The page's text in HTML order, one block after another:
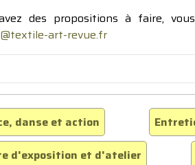
des propositions à faire,
art-revue.fr
danse et action
d'exposition et d'atelier